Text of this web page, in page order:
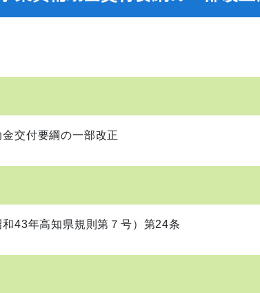
交付要綱の一部改正
43年高知県規則第７号）第24条